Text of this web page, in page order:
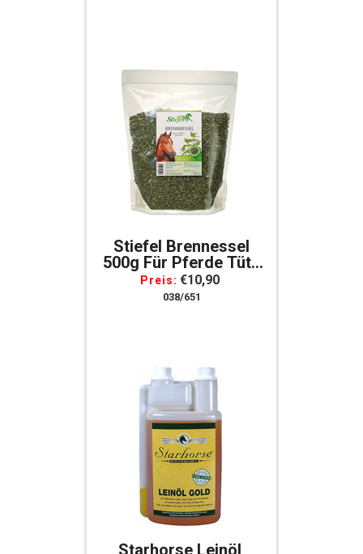
Stiefel Brennessel
500g Für Pferde Tüte
Für Pferde
Preis: €10,90
038/651
Starhorse Leinöl,